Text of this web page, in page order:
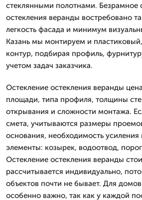
стеклянными полотнами. Безрамное
остекления веранды востребовано
легкость фасада и минимум
Казань мы монтируем и
контур, подбирая профиль,
учетом задач заказчика.
Остекление остекления веранды
площади, типа профиля, толщины
открывания и сложности монтажа.
смета, учитываются размеры
основания, необходимость
элементы: козырек, водоотвод,
Остекление остекления веранды
рассчитывается индивидуально,
объектов почти не бывает. Для
особенно важно, так как у каждой